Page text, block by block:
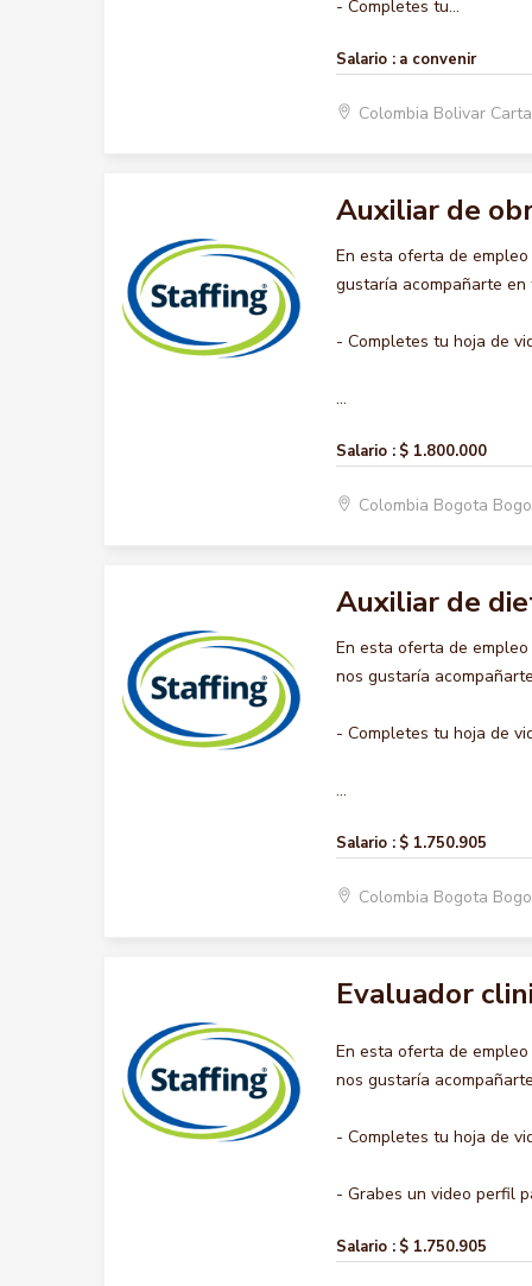
- Completes tu...
Salario : a convenir
Colombia Bolivar
Auxiliar de
En esta oferta de
gustaría acompañarte
- Completes tu hoja de
...
Salario : $ 1.800.000
Colombia Bogota
Auxiliar de
En esta oferta de
nos gustaría
- Completes tu hoja de
...
Salario : $ 1.750.905
Colombia Bogota
Evaluador
En esta oferta de empleo
nos gustaría
- Completes tu hoja de
- Grabes un video perfil
Salario : $ 1.750.905